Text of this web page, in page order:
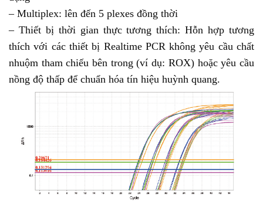
– Multiplex: lên đến 5 plexes đồng thời
– Thiết bị thời gian thực tương thích: Hỗn hợp tương
thích với các thiết bị Realtime PCR không yêu cầu chất
nhuộm tham chiếu bên trong (ví dụ: ROX) hoặc yêu cầu
nồng độ thấp để chuẩn hóa tín hiệu huỳnh quang.